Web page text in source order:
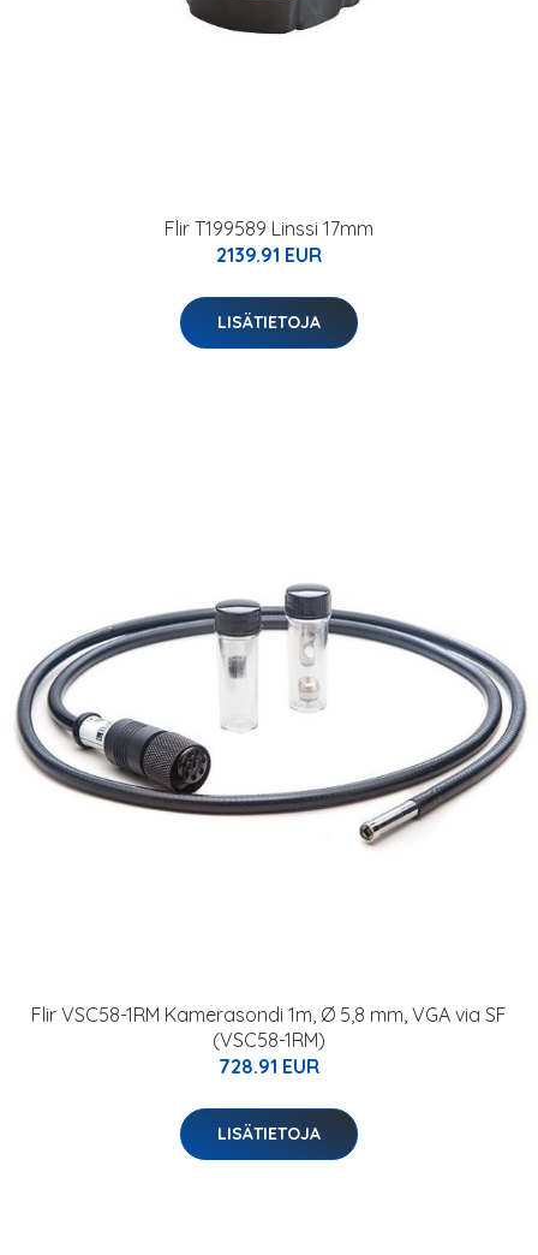
Flir T199589 Linssi 17mm
2139.91 EUR
LISÄTIETOJA
Flir VSC58-1RM Kamerasondi 1m, Ø 5,8 mm, VGA via SF
(VSC58-1RM)
728.91 EUR
LISÄTIETOJA